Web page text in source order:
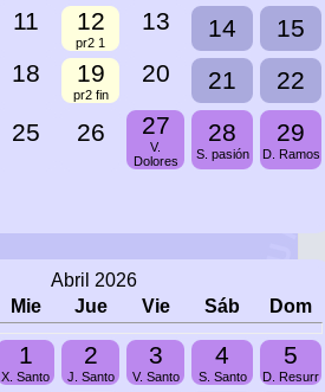
11 12
pr2 1
13 14
15
18 19
pr2 fin
20 21
22
25 26 27
V.
Dolores
28
S. pasión
29
D. Ramos
Abril 2026
Mie Jue Vie Sáb Dom
1
X. Santo
2
J. Santo
3
V. Santo
4
S. Santo
5
D. Resurr